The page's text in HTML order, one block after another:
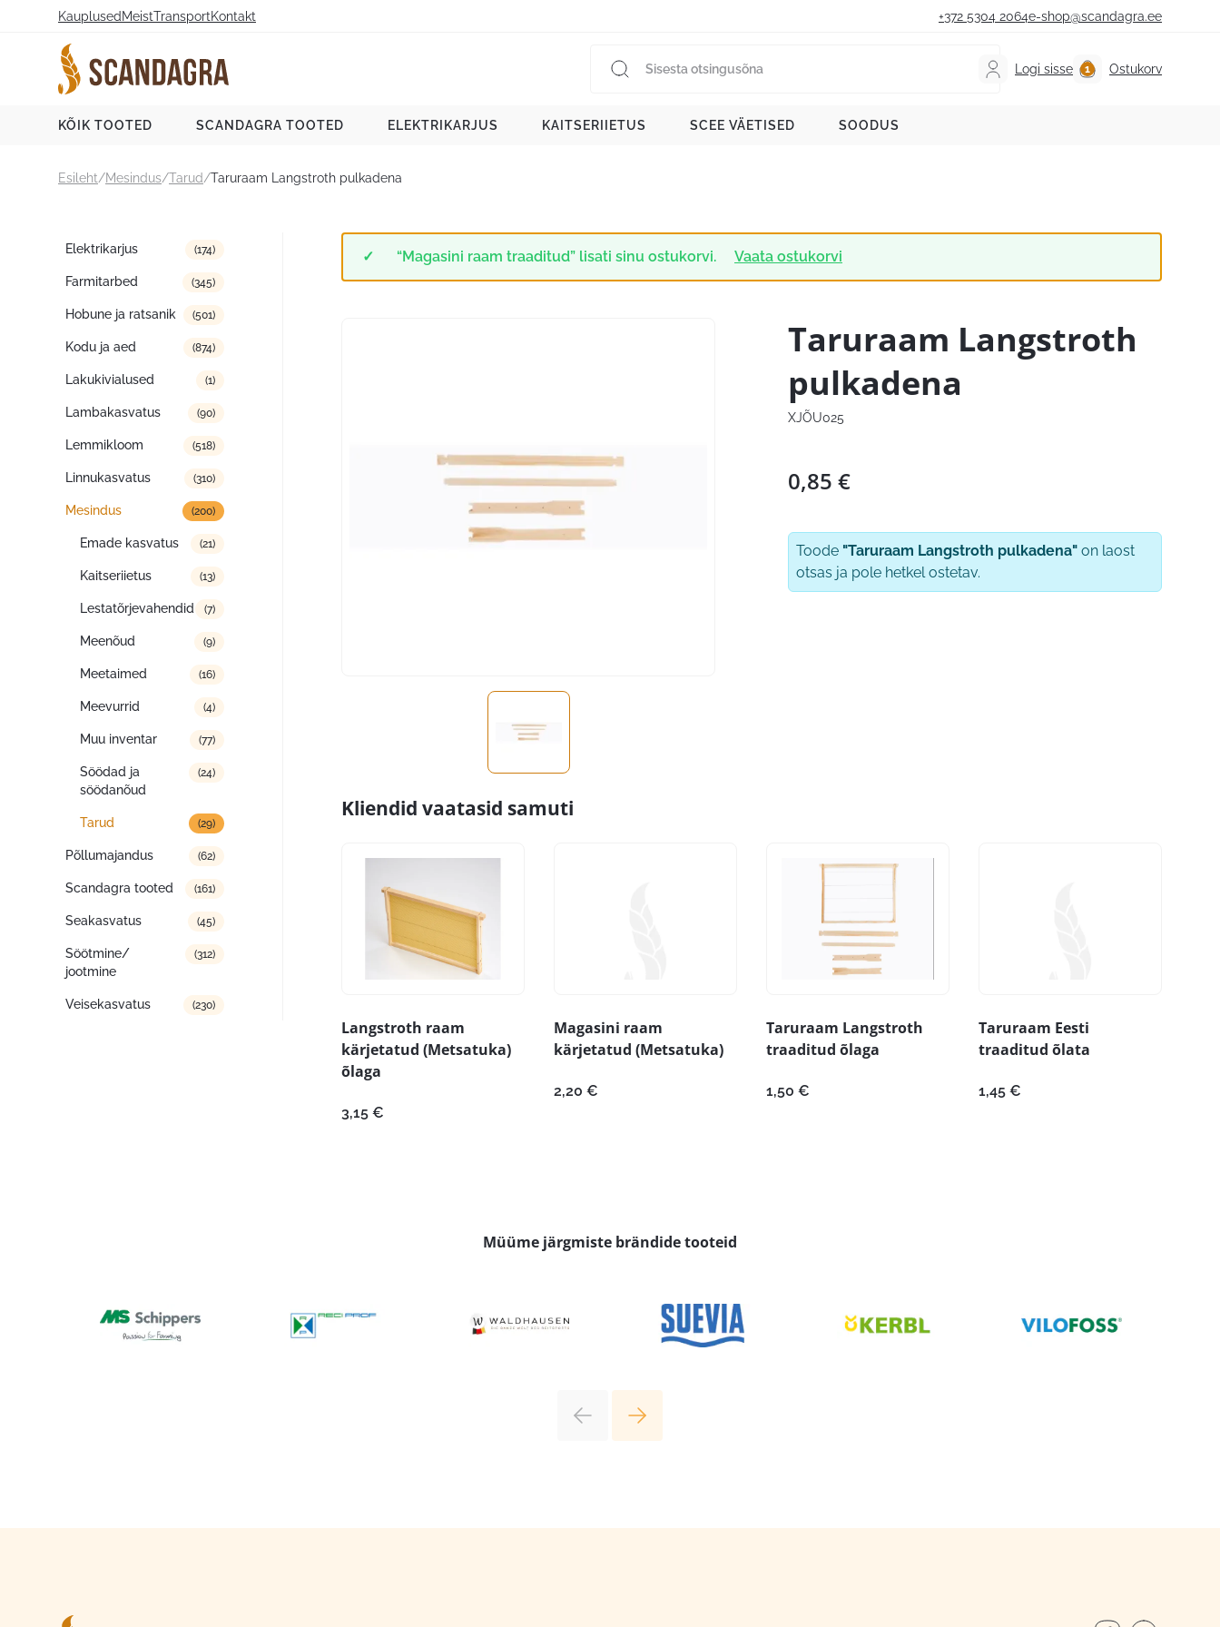
Kauplused MeistTransportKontakt +372 5304 2064e-shop@scandagra.ee
Logi sisse Ostukorv
KÕIK TOOTED SCANDAGRA TOOTED ELEKTRIKARJUS KAITSERIIETUS SCEE VÄETISED SOODUS
Esileht/Mesindus/Tarud/Taruraam Langstroth pulkadena
Tootekategooriad
Elektrikarjus (174)
Farmitarbed (345)
Hobune ja ratsanik (501)
Kodu ja aed (874)
Lakukivialused (1)
Lambakasvatus (90)
Lemmikloom (518)
Linnukasvatus (310)
Mesindus (200)
Emade kasvatus (21)
Kaitseriietus (13)
Lestatõrjevahendid (7)
Meenõud (9)
Meetaimed (16)
Meevurrid (4)
Muu inventar (77)
Söödad ja
söödanõud
(24)
Tarud (29)
Põllumajandus (62)
Scandagra tooted (161)
Seakasvatus (45)
Söötmine/
jootmine
(312)
Veisekasvatus (230)
“Magasini raam traaditud” lisati sinu ostukorvi. Vaata ostukorvi
Taruraam Langstroth
pulkadena
XJÕU025
0,85 €
Toode "Taruraam Langstroth pulkadena" on laost
otsas ja pole hetkel ostetav.
Kliendid vaatasid samuti
Langstroth raam
kärjetatud (Metsatuka)
õlaga
3,15 €
Magasini raam
kärjetatud (Metsatuka)
2,20 €
Taruraam Langstroth
traaditud õlaga
1,50 €
Taruraam Eesti
traaditud õlata
1,45 €
Müüme järgmiste brändide tooteid